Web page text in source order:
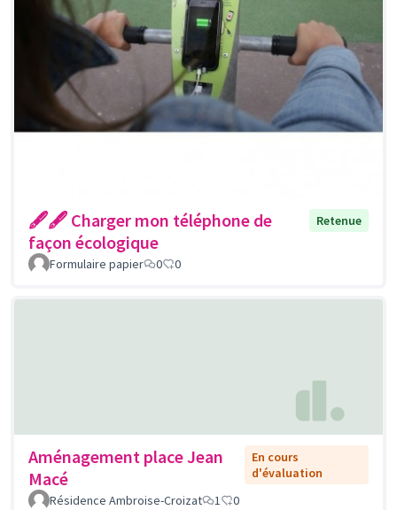
🖋🖋 Charger mon téléphone de
façon écologique
Retenue
Formulaire papier 0 0
Aménagement place Jean
Macé
En cours
d'évaluation
Résidence Ambroise-Croizat
1 0